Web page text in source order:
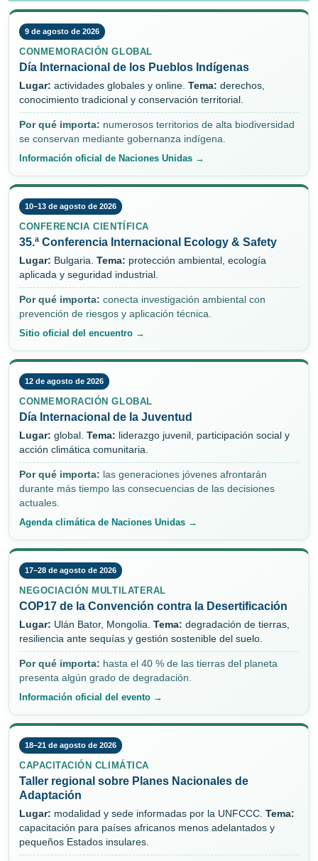
9 de agosto de 2026
CONMEMORACIÓN GLOBAL
Día Internacional de los Pueblos Indígenas
Lugar: actividades globales y online. Tema: derechos,
conocimiento tradicional y conservación territorial.
Por qué importa: numerosos territorios de alta biodiversidad
se conservan mediante gobernanza indígena.
Información oficial de Naciones Unidas →
10–13 de agosto de 2026
CONFERENCIA CIENTÍFICA
35.ª Conferencia Internacional Ecology & Safety
Lugar: Bulgaria. Tema: protección ambiental, ecología
aplicada y seguridad industrial.
Por qué importa: conecta investigación ambiental con
prevención de riesgos y aplicación técnica.
Sitio oficial del encuentro →
12 de agosto de 2026
CONMEMORACIÓN GLOBAL
Día Internacional de la Juventud
Lugar: global. Tema: liderazgo juvenil, participación social y
acción climática comunitaria.
Por qué importa: las generaciones jóvenes afrontarán
durante más tiempo las consecuencias de las decisiones
actuales.
Agenda climática de Naciones Unidas →
17–28 de agosto de 2026
NEGOCIACIÓN MULTILATERAL
COP17 de la Convención contra la Desertificación
Lugar: Ulán Bator, Mongolia. Tema: degradación de tierras,
resiliencia ante sequías y gestión sostenible del suelo.
Por qué importa: hasta el 40 % de las tierras del planeta
presenta algún grado de degradación.
Información oficial del evento →
18–21 de agosto de 2026
CAPACITACIÓN CLIMÁTICA
Taller regional sobre Planes Nacionales de
Adaptación
Lugar: modalidad y sede informadas por la UNFCCC. Tema:
capacitación para países africanos menos adelantados y
pequeños Estados insulares.